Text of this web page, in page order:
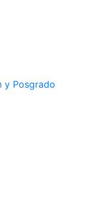
y Posgrado